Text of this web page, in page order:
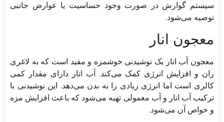
سیستم گوارش در صورت وجود حساسیت یا عوارض جانبی
توصیه می‌شود.
معجون انار
معجون آب انار یک نوشیدنی خوشمزه و مفید است که به لاغری
ران و افزایش انرژی کمک می‌کند. آب انار دارای مقدار کمی
کالری است اما انرژی زیادی را به بدن می‌دهد. این نوشیدنی با
ترکیب آب انار و آب معمولی تهیه می‌شود که باعث افزایش مزه
و خواص آن می‌شود.